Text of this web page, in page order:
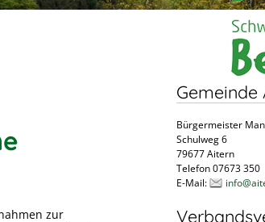
zur
Gemeinde
Bürgermeister
Schulweg 6
79677 Aitern
Telefon 07673 350
E-Mail: